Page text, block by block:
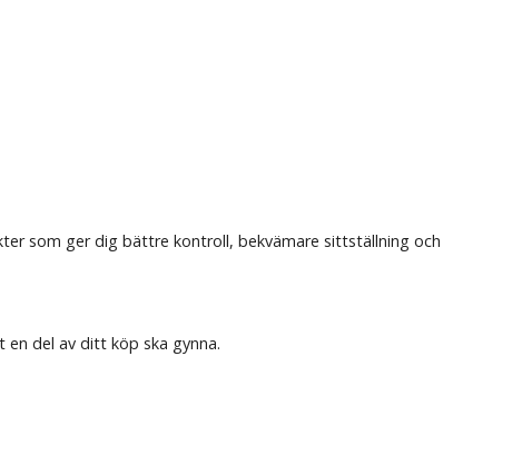
som ger dig bättre kontroll, bekvämare sittställning och
del av ditt köp ska gynna.